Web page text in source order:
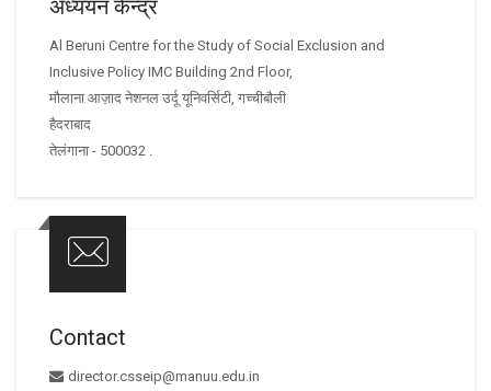
अध्ययन केन्द्र
Al Beruni Centre for the Study of Social Exclusion and
Inclusive Policy IMC Building 2nd Floor,
मौलाना आज़ाद नेशनल उर्दू यूनिवर्सिटी, गच्चीबौली
हैदराबाद
तेलंगाना - 500032 .
Contact
director.csseip@manuu.edu.in